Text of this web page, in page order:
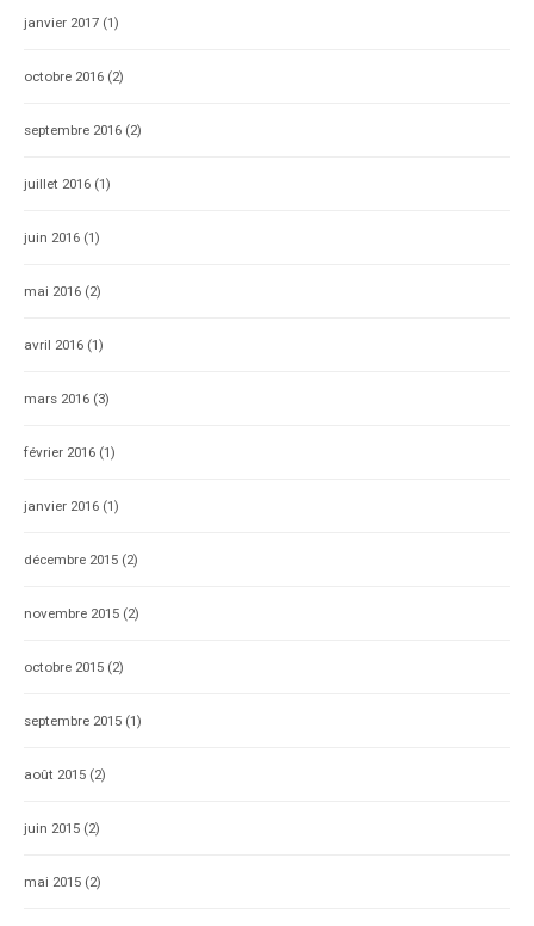
janvier 2017 (1)
octobre 2016 (2)
septembre 2016 (2)
juillet 2016 (1)
juin 2016 (1)
mai 2016 (2)
avril 2016 (1)
mars 2016 (3)
février 2016 (1)
janvier 2016 (1)
décembre 2015 (2)
novembre 2015 (2)
octobre 2015 (2)
septembre 2015 (1)
août 2015 (2)
juin 2015 (2)
mai 2015 (2)